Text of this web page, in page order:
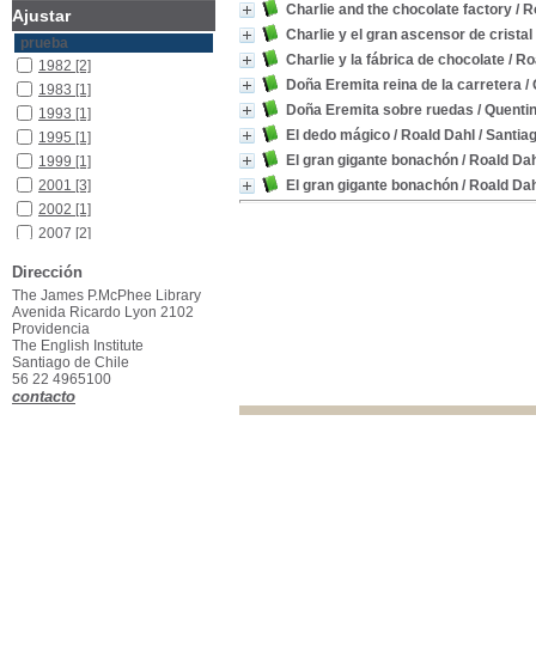
Charlie and the chocolate factory /
Charlie y el gran ascensor de cristal
Charlie y la fábrica de chocolate /
Doña Eremita reina de la carretera /
Doña Eremita sobre ruedas /
El dedo mágico / Roald Dahl /
El gran gigante bonachón / Roald
El gran gigante bonachón / Roald
Ajustar
prueba
1982 [2]
1983 [1]
1993 [1]
1995 [1]
1999 [1]
2001 [3]
2002 [1]
2007 [2]
2012[1]
2013[2]
2014[1]
2015[3]
2016[2]
2021
Dirección
The James P.McPhee Library
Avenida Ricardo Lyon 2102
Providencia
The English Institute
Santiago de Chile
56 22 4965100
contacto